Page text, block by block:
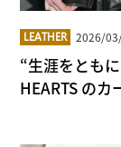
LEATHER 2026/
“生涯をとも
HEARTS のカ